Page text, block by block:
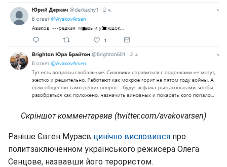
Скріншот комментареив (twitter.com/avakovarsen)
Раніше Євген Мураєв цинічно висловився про
политзаключенном українського режисера Олега
Сенцове, назвавши його терористом.